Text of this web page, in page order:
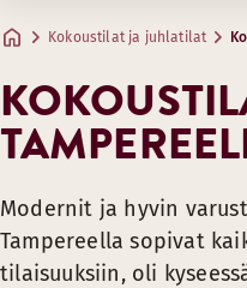
Kokoustilat ja juhlatilat
Modernit ja hyvin
Tampereella sopivat
tilaisuuksiin, oli